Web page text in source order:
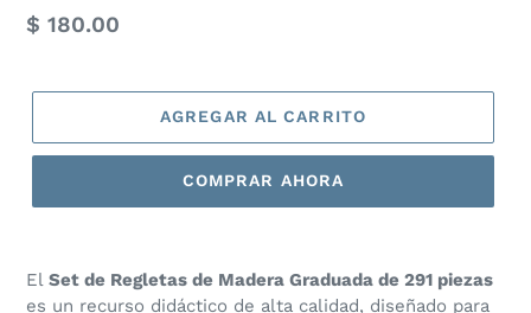
Precio
$ 180.00
AGREGAR AL CARRITO
COMPRAR AHORA
El Set de Regletas de Madera Graduada de 291 piezas
es un recurso didáctico de alta calidad, diseñado para